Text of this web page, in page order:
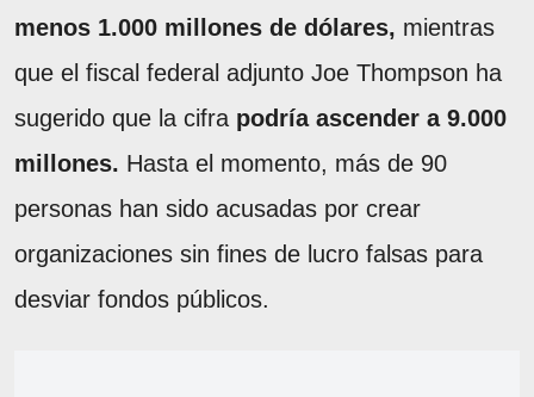
menos 1.000 millones de dólares, mientras
que el fiscal federal adjunto Joe Thompson ha
sugerido que la cifra podría ascender a 9.000
millones. Hasta el momento, más de 90
personas han sido acusadas por crear
organizaciones sin fines de lucro falsas para
desviar fondos públicos.